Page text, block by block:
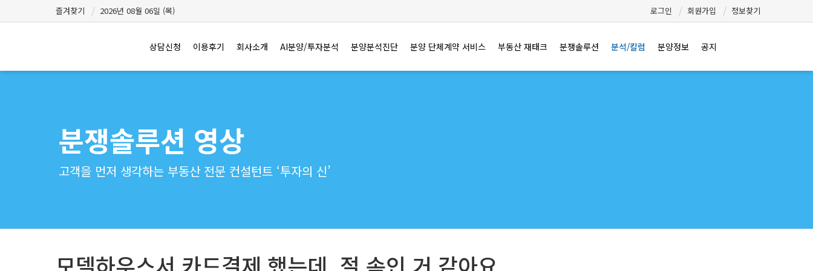
즐겨찾기 2026년 08월 06일 (목) 로그인 회원가입 정보찾기
상담신청 이용후기 회사소개 AI분양/투자분석 분양분석진단 분양 단체계약 서비스 부동산 재태크 분쟁솔루션 분석/칼럼 분양정보 공지
분쟁솔루션 영상
고객을 먼저 생각하는 부동산 전문 컨설턴트 ‘투자의 신’